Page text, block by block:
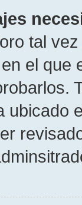
tal
el
ubicado